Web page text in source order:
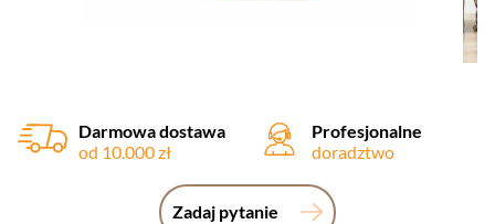
Darmowa dostawa
od 10.000 zł
Profesjonalne
doradztwo
Zadaj pytanie